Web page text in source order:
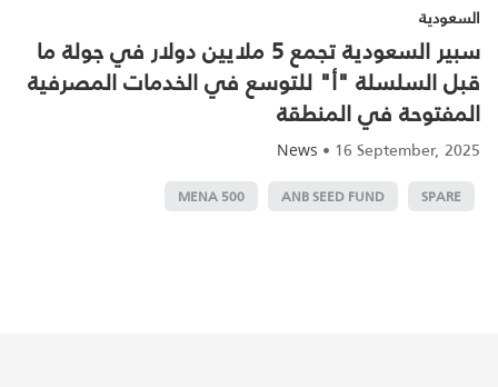
السعودية
سبير السعودية تجمع 5 ملايين دولار في جولة ما
قبل السلسلة "أ" للتوسع في الخدمات المصرفية
المفتوحة في المنطقة
News • 16 September, 2025
SPARE
ANB SEED FUND
500 MENA